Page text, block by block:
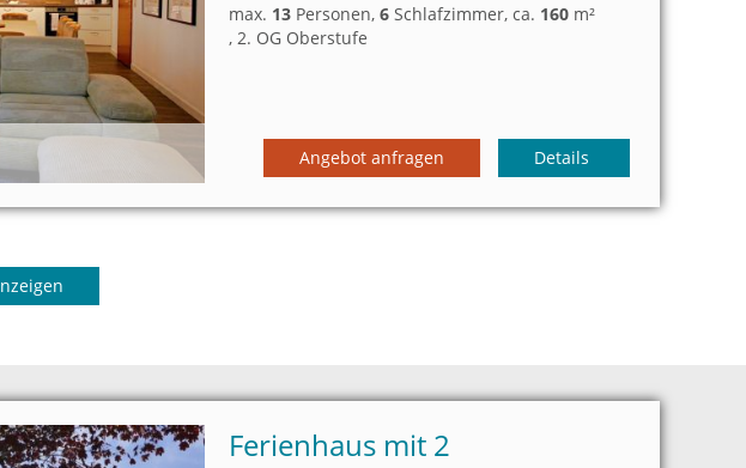
max. 13 Personen, 6 Schlafzimmer, ca. 160 m²
, 2. OG Oberstufe
Details
Angebot anfragen
Ferienhaus mit 2